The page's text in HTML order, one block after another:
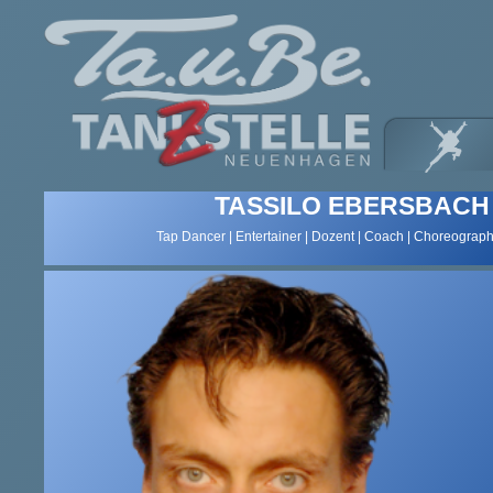
TASSILO EBERSBACH
Tap Dancer | Entertainer | Dozent | Coach |